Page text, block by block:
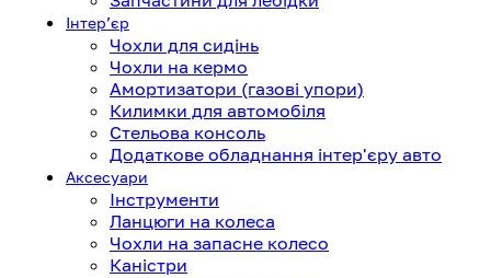
Інтерʼєр
Чохли для сидінь
Чохли на кермо
Амортизатори (газові упори)
Килимки для автомобіля
Стельова консоль
Додаткове обладнання інтер'єру авто
Аксесуари
Інструменти
Ланцюги на колеса
Чохли на запасне колесо
Каністри